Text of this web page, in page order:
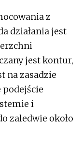
z
działania jest
jest kontur,
na zasadzie
podejście
i
zaledwie około